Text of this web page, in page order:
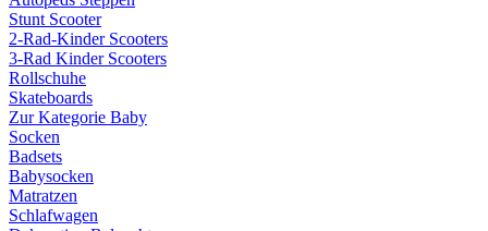
Stunt Scooter
2-Rad-Kinder Scooters
3-Rad Kinder Scooters
Rollschuhe
Skateboards
Zur Kategorie Baby
Socken
Badsets
Babysocken
Matratzen
Schlafwagen